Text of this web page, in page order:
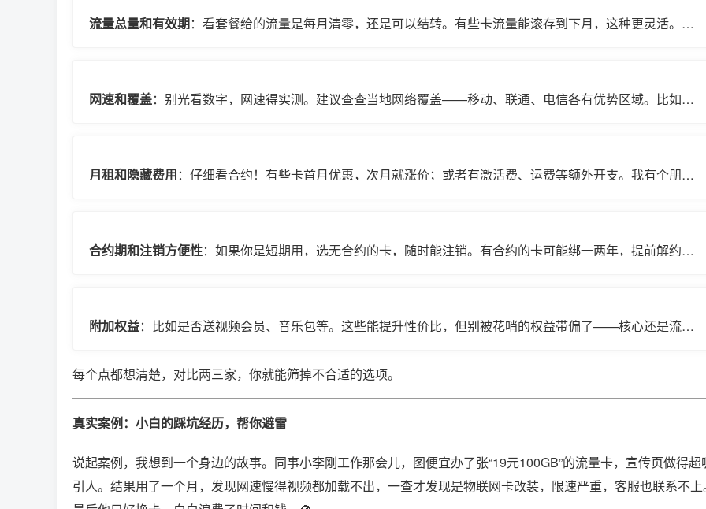
流量总量和有效期：看套餐给的流量是每月清零，还是可以结转。有些卡流量能滚存到下月，这种更灵活。比
网速和覆盖：别光看数字，网速得实测。建议查查当地网络覆盖——移动、联通、电信各有优势区域。比如在
月租和隐藏费用：仔细看合约！有些卡首月优惠，次月就涨价；或者有激活费、运费等额外开支。我有个朋友
合约期和注销方便性：如果你是短期用，选无合约的卡，随时能注销。有合约的卡可能绑一两年，提前解约得
附加权益：比如是否送视频会员、音乐包等。这些能提升性价比，但别被花哨的权益带偏了——核心还是流量
每个点都想清楚，对比两三家，你就能筛掉不合适的选项。
真实案例：小白的踩坑经历，帮你避雷
说起案例，我想到一个身边的故事。同事小李刚工作那会儿，图便宜办了张“19元100GB”的流量卡，宣传页做得超
引人。结果用了一个月，发现网速慢得视频都加载不出，一查才发现是物联网卡改装，限速严重，客服也联系不上